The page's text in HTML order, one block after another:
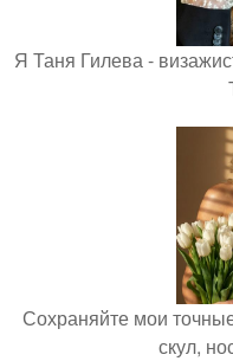
Я Таня Гилева -
Сохраняйте мои
скул,